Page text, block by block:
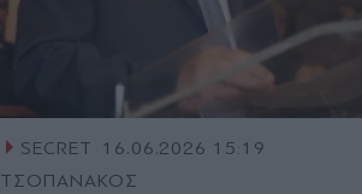
SECRET
16.06.2026 15:19
ΤΣΟΠΑΝΑΚΟΣ